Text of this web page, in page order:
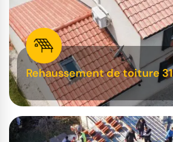
Rehaussement de toiture 31